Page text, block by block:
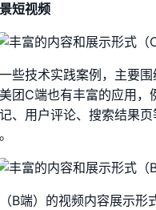
短视频
些技术实践案例，主要
团C端也有丰富的应用
、用户评论、搜索结果
B端）的视频内容展示